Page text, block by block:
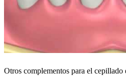
Otros complementos para el cepillado